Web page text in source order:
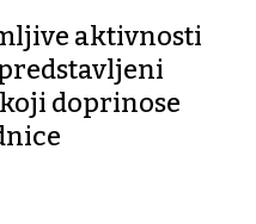
aktivnosti
doprinose